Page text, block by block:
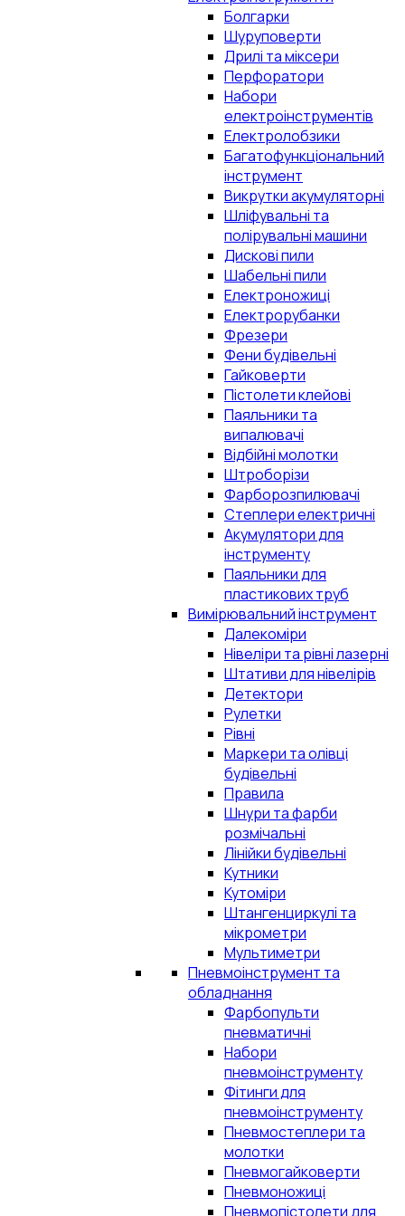
Болгарки
Шуруповерти
Дрилі та міксери
Перфоратори
Набори
електроінструментів
Електролобзики
Багатофункціональний
інструмент
Викрутки акумуляторні
Шліфувальні та
полірувальні машини
Дискові пили
Шабельні пили
Електроножиці
Електрорубанки
Фрезери
Фени будівельні
Гайковерти
Пістолети клейові
Паяльники та
випалювачі
Відбійні молотки
Штроборізи
Фарборозпилювачі
Степлери електричні
Акумулятори для
інструменту
Паяльники для
пластикових труб
Вимірювальний інструмент
Далекоміри
Нівеліри та рівні лазерні
Штативи для нівелірів
Детектори
Рулетки
Рівні
Маркери та олівці
будівельні
Правила
Шнури та фарби
розмічальні
Лінійки будівельні
Кутники
Кутоміри
Штангенциркулі та
мікрометри
Мультиметри
Пневмоінструмент та
обладнання
Фарбопульти
пневматичні
Набори
пневмоінструменту
Фітинги для
пневмоінструменту
Пневмостеплери та
молотки
Пневмогайковерти
Пневмоножиці
Пневмопістолети для